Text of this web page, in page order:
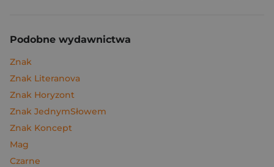
Podobne wydawnictwa
Znak
Znak Literanova
Znak Horyzont
Znak JednymSłowem
Znak Koncept
Mag
Czarne